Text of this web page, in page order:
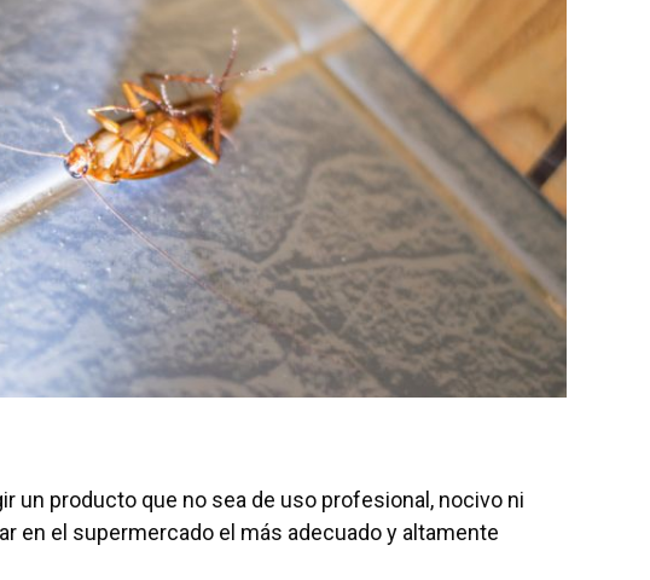
un producto que no sea de uso profesional, nocivo ni
en el supermercado el más adecuado y altamente